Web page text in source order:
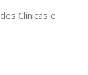
Clínicas e